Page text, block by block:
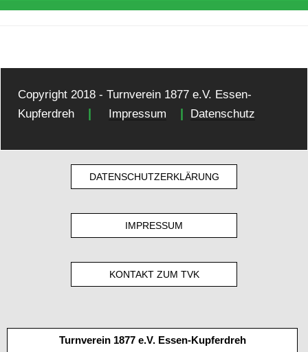
Copyright 2018 - Turnverein 1877 e.V. Essen-
Kupferdreh
Impressum Datenschutz
DATENSCHUTZERKLÄRUNG
IMPRESSUM
KONTAKT ZUM TVK
Turnverein 1877 e.V. Essen-Kupferdreh